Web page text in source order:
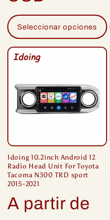
Seleccionar opciones
Idoing 10.2inch Android 12
Radio Head Unit For Toyota
Tacoma N300 TRD sport
2015-2021
Precio
habitual
A partir de